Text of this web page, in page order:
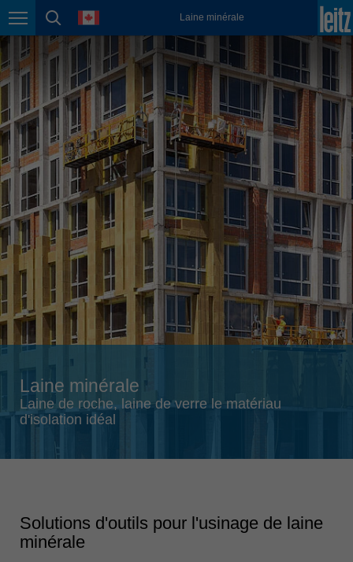
Page navigation
page search
language Laine minérale
México
español
Nederland
nederlands
Österreich
deutsch
Polska
polski
Portugal
português
România
Română
Schweiz
deutsch français
english
Suomi
english
Laine minérale
Laine de roche, laine de verre le matériau
d'isolation idéal
Solutions d'outils pour l'usinage de laine
minérale